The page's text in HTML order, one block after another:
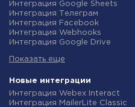
Интеграция Google Sheets
Интеграция Телеграм
Интеграция Facebook
Интеграция Webhooks
Интеграция Google Drive
Интеграция Gmail
Интеграция Новая Почта
Интеграция Binotel
Интеграция OpenAI (ChatGPT)
Показать еще
Новые интеграции
Интеграция Webex Interact
Интеграция MailerLite Classic